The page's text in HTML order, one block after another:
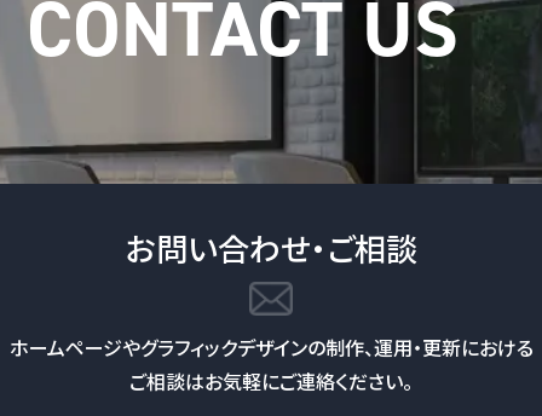
お問い合わせ・ご相談
ホームページやグラフィックデザインの制作、運用・更新における
ご相談はお気軽にご連絡ください。